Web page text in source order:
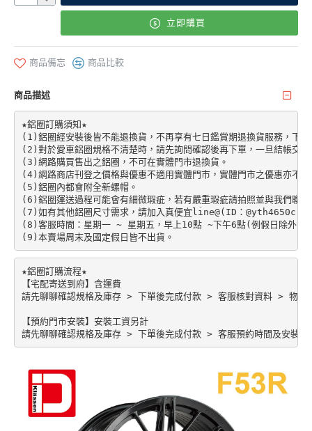
立即購買
商品備忘 商品比較
商品描述
★鋁圈訂購須知★
(1)鋁圈經安裝後皆不能退換貨，不再享有七日鑑賞期退換貨服務，
(2)對於愛車鋁圈規格不清楚時，請先詢問確認後再下單，一旦結帳交
(3)網路購買售出之鋁圈，不可在實體門市退換貨。
(4)網路商店刊登之價格與優惠不適用實體門市，實體門市之優惠亦不適
(5)鋁圈內都會附全新螺帽。
(6)鋁圈運送過程可能會有細微瑕疵，若有嚴重瑕疵請拍照並與我們聯絡
(7)如有其他鋁圈尺寸需求，請加入真便宜line@(ID：@yth4650c)。
(8)客服時間：星期一 ~ 星期五，早上10點 ~下午6點(例假日除外)。
★鋁圈訂購流程★
【宅配寄送到府】含運費
請先聊聊確認規格及庫存 > 下單後完成付款 > 客服核對資料 > 物流
【預約門市安裝】安裝工資另計